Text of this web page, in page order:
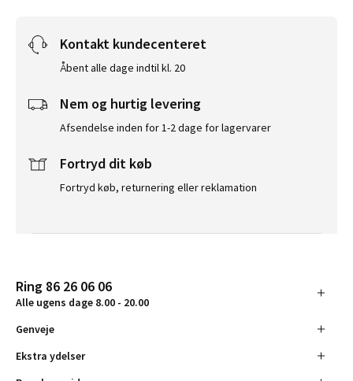
Kontakt kundecenteret
Åbent alle dage indtil kl. 20
Nem og hurtig levering
Afsendelse inden for 1-2 dage for lagervarer
Fortryd dit køb
Fortryd køb, returnering eller reklamation
Ring 86 26 06 06
Alle ugens dage 8.00 - 20.00
Genveje
Ekstra ydelser